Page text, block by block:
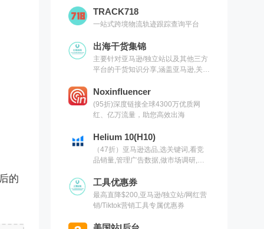
的
TRACK718
一站式跨境物流轨迹跟踪查询平台
出海干货集锦
主要针对亚马逊/独立站以及其他三方
平台的干货知识分享,涵盖亚马逊,关键
具以及出海干货集锦,欢迎关注
Noxinfluencer
(95折)深度链接全球4300万优质网
红、亿万流量，助您高效出海
Helium 10(H10)
（47折）亚马逊选品,选关键词,看竞
品销量,管理广告数据,做市场调研,有
工具优惠券
最高直降$200,亚马逊/独立站/网红营
销/Tiktok营销工具专属优惠券